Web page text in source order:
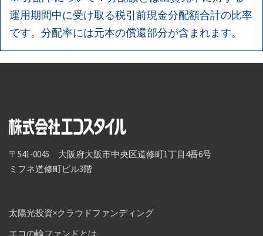
運用期間中に受け取る税引前現金分配額合計の比率
です。分配率には元本の償還部分が含まれます。
〒541-0045 大阪府大阪市中央区道修町1丁目4番6号
ミフネ道修町ビル3階
太陽光投資×クラウドファンディング
エコの輪ファンドとは